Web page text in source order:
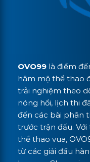
OVO99 là điểm
hâm mộ thể thao
trải nghiệm theo
nóng hổi, lịch thi
đến các bài phân
trước trận đấu.
thể thao vua,
từ các giải đấu